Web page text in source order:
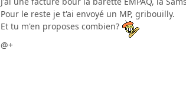
Pour le reste je t'ai envoyé un MP, gribouilly.
Et tu m'en proposes combien?
@+